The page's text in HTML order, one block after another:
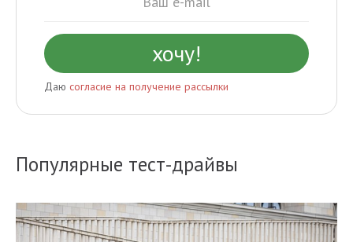
Даю согласие на получение рассылки
Популярные тест-драйвы